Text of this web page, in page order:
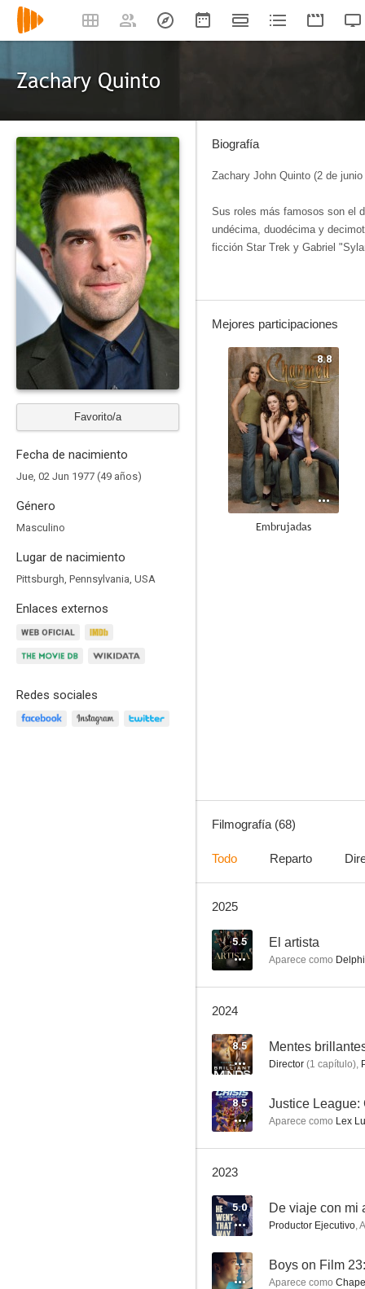
Zachary Quinto
Favorito/a
Fecha de nacimiento
Jue, 02 Jun 1977 (49 años)
Género
Masculino
Lugar de nacimiento
Pittsburgh, Pennsylvania, USA
Enlaces externos
Redes sociales
Biografía
Zachary John Quinto (2 de
Sus roles más famosos son el
undécima, duodécima y
ficción Star Trek y Gabriel
Mejores participaciones
8.8
Embrujadas
Girls
7.8
Filmografía (68)
Todo Reparto
2025
5.5 El artista
Aparece como
2024
8.5 Mentes
Director (1 capítulo),
8.5 Justice League:
Aparece como Lex
2023
5.0 De viaje con mi
Productor Ejecutivo,
-- Boys on Film
Aparece como